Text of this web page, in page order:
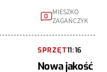
0
MIESZKO
ZAGAŃCZYK
SPRZĘT11:16
Nowa jakość